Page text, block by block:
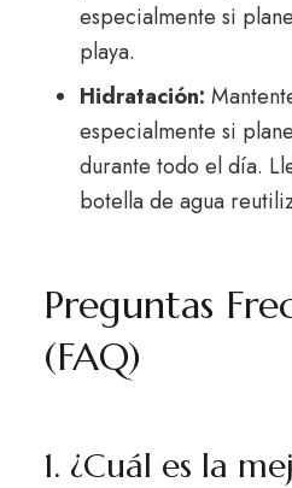
especialmente si
playa.
Hidratación:
especialmente si
durante todo el día.
botella de agua
Preguntas
(FAQ)
1. ¿Cuál es la